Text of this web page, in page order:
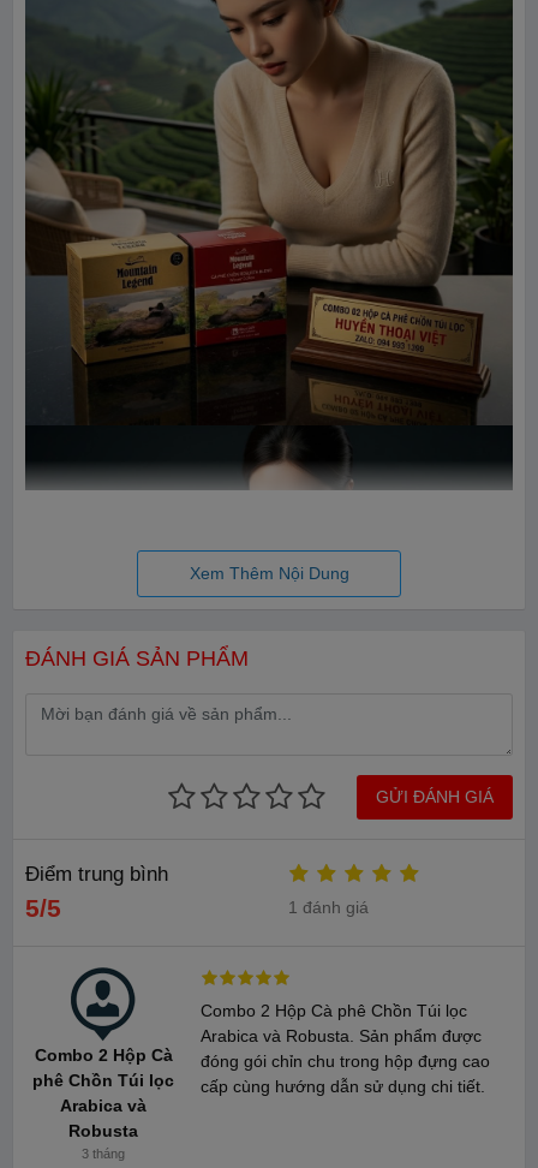
tỷ lệ phối trộn 90% cà phê đặc sản và 10% cà phê Chồn của
chúng tôi, với mong muốn mọi người đều có thể thưởng thức cà
phê Chồn Việt Nam với giá cả phù hợp, tạo ra nhiều sự lựa
chọn phù hợp cho người mua hàng.
Combo sản phẩm bao gồm:
1 hộp - Cà phê Chồn Robusta 75g - Phin giấy.
Xem Thêm Nội Dung
ĐÁNH GIÁ SẢN PHẨM
GỬI ĐÁNH GIÁ
Điểm trung bình
5/5 1 đánh giá
Combo 2 Hộp Cà
phê Chồn Túi lọc
Arabica và
Robusta
3 tháng
Combo 2 Hộp Cà phê Chồn Túi lọc
Arabica và Robusta. Sản phẩm được
đóng gói chỉn chu trong hộp đựng cao
cấp cùng hướng dẫn sử dụng chi tiết.